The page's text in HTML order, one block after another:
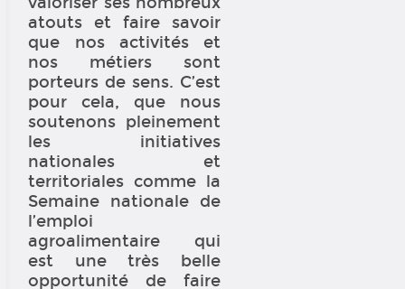
atouts et faire savoir
que nos activités et
nos métiers sont
porteurs de sens. C’est
pour cela, que nous
soutenons pleinement
les initiatives
nationales et
territoriales comme la
Semaine nationale de
l’emploi
agroalimentaire qui
est une très belle
opportunité de faire